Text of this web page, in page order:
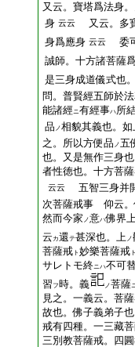
又云。寶塔爲法身
身 云云
又云。多
身爲應身 云云
委
誠師。十方諸菩薩
是三身成道儀式也
問。普賢經五師於
能諸經ニ有經事ハ所
品 ノ相貌其義也。如
之。所以方便品 ノ五
也。又是無作三身
者性徳也。十方菩
云云
五智三身并
次菩薩戒事 仰云。
然而今家 ノ意ハ佛界
云 カ還テ甚深也。上ノ
菩薩戒 ト 妙樂菩薩戒
サレトモ終ニハ不可
習 フ時。義 ノ菩薩
見之。一義云。菩
故也。佛子義弟子
戒有四種。一三藏
三別教菩薩戒。四